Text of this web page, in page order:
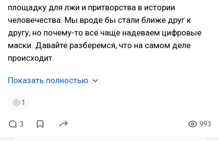
площадку для лжи и притворства в истории
человечества. Мы вроде бы стали ближе друг к
другу, но почему-то всё чаще надеваем цифровые
маски. Давайте разберемся, что на самом деле
происходит.
Показать полностью
1
3 993